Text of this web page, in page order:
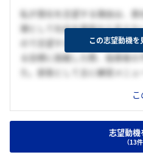
私が貴社を志望する理由は、
理として社会を根底から支えた
ので志望する。高校時代部長を
る目標に挑戦した際、指導者
た。部長として主に練習メニュ
生きと目標に向かう姿や、周
支えたい思いが芽生えた。貴
社の取り組みや姿勢を学び、
この志望動機を
志望動機
（13件